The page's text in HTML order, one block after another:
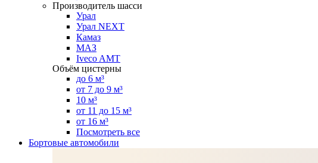
Производитель шасси
Урал
Урал NEXT
Камаз
МАЗ
Iveco AMT
Объём цистерны
до 6 м³
от 7 до 9 м³
10 м³
от 11 до 15 м³
от 16 м³
Посмотреть все
Бортовые автомобили